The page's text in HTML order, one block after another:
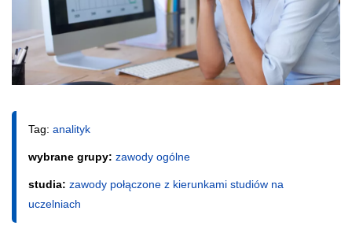
Tag: analityk
wybrane grupy: zawody ogólne
studia: zawody połączone z kierunkami studiów na
uczelniach